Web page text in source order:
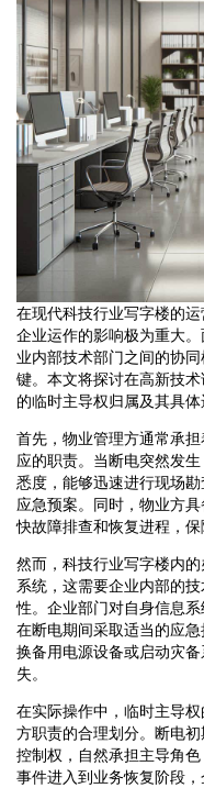
在现代科技行业写字楼的
企业运作的影响极为重大
业内部技术部门之间的协
键。本文将探讨在高新技
的临时主导权归属及其具体
首先，物业管理方通常承
应的职责。当断电突然发
悉度，能够迅速进行现场
应急预案。同时，物业方
快故障排查和恢复进程，保
然而，科技行业写字楼内
系统，这需要企业内部的
性。企业部门对自身信息
在断电期间采取适当的应
换备用电源设备或启动灾
失。
在实际操作中，临时主导
方职责的合理划分。断电
控制权，自然承担主导角
事件进入到业务恢复阶段